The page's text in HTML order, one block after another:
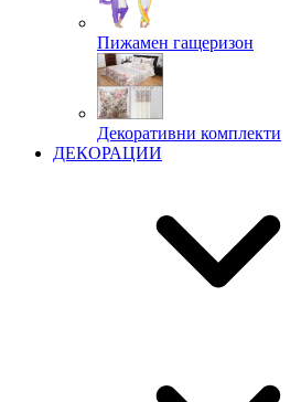
Пижамен гащеризон
Декоративни комплекти
ДЕКОРАЦИИ